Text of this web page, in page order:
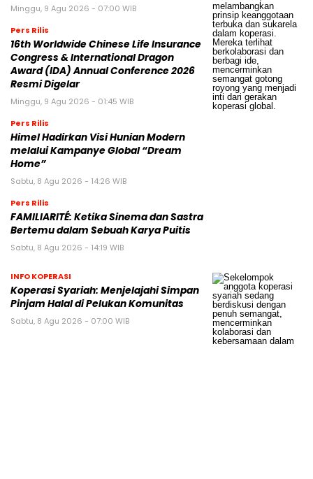
Minggu, 9 Agu 2026 - 07:00 WIB
Pers Rilis
16th Worldwide Chinese Life Insurance
Congress & International Dragon
Award (IDA) Annual Conference 2026
Resmi Digelar
Minggu, 9 Agu 2026 - 01:45 WIB
Pers Rilis
Himel Hadirkan Visi Hunian Modern
melalui Kampanye Global “Dream
Home”
Sabtu, 8 Agu 2026 - 14:26 WIB
Pers Rilis
FAMILIARITÉ: Ketika Sinema dan Sastra
Bertemu dalam Sebuah Karya Puitis
Sabtu, 8 Agu 2026 - 14:19 WIB
INFO KOPERASI
Koperasi Syariah: Menjelajahi Simpan
Pinjam Halal di Pelukan Komunitas
Sabtu, 8 Agu 2026 - 07:00 WIB